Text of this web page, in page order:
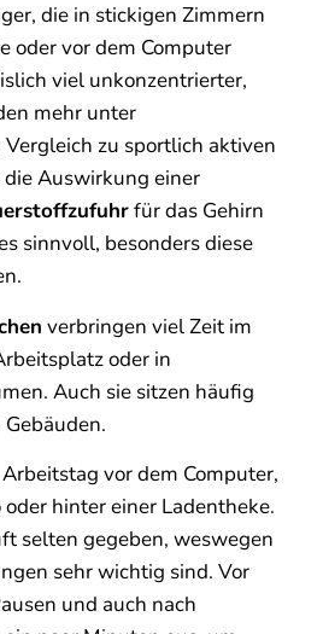
die in stickigen Zimmern
oder vor dem Computer
viel unkonzentrierter,
mehr unter
Vergleich zu sportlich aktiven
Auswirkung einer
für das Gehirn
sinnvoll, besonders diese
verbringen viel Zeit im
oder in
Auch sie sitzen häufig
vor dem Computer,
hinter einer Ladentheke.
selten gegeben, weswegen
sehr wichtig sind. Vor
und auch nach